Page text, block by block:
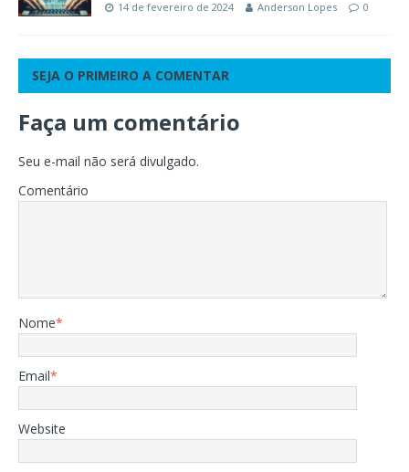
14 de fevereiro de 2024 Anderson Lopes 0
SEJA O PRIMEIRO A COMENTAR
Faça um comentário
Seu e-mail não será divulgado.
Comentário
Nome*
Email*
Website